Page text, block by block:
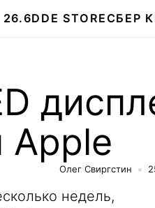
26.6DDE STORE СБЕР
Apple
Олег Свиргстин
недель,